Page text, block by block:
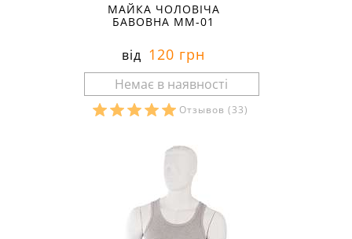
МАЙКА ЧОЛОВІЧА
БАВОВНА ММ-01
від 120 грн
Отзывов (33)